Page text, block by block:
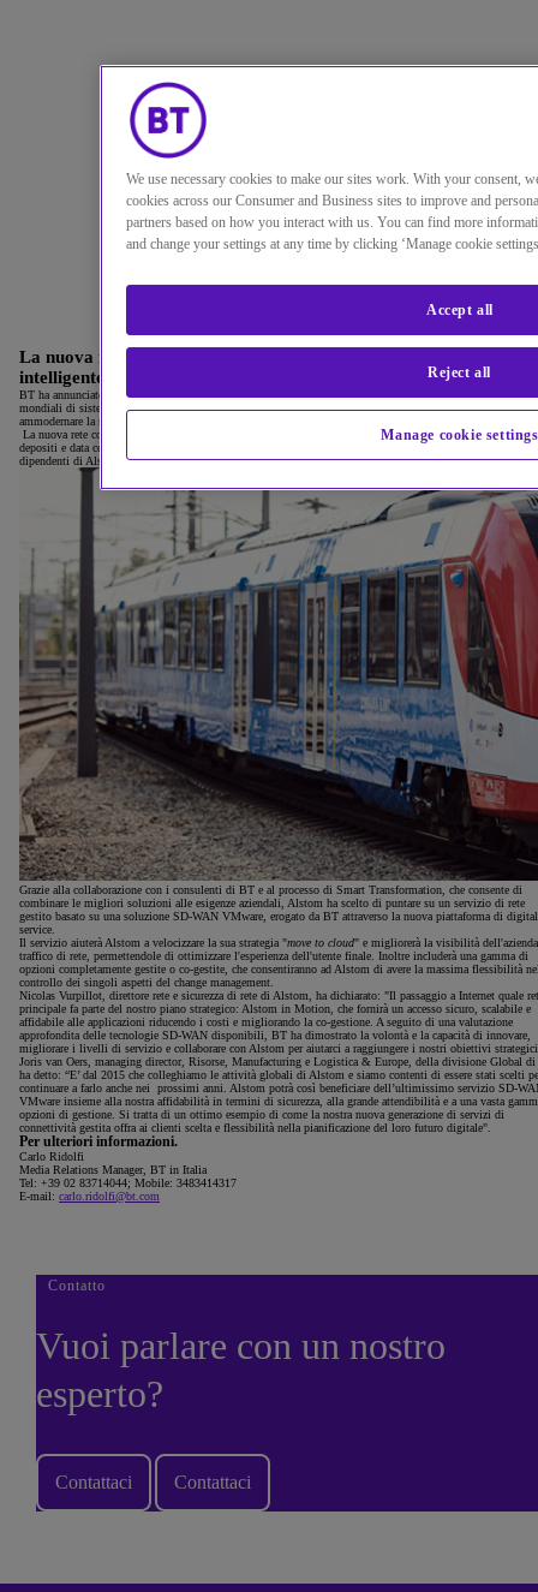
La nuova managed network di BT supporta le soluzioni di
intelligente di Alstom e ottimizza la connettività al cloud.
BT ha annunciato oggi la stipula di un contratto quinquennale con Alstom, uno dei principali fornitori
mondiali di sistemi, apparati e servizi per il settore della mobilità, che permetterà al colosso francese di
ammodernare la sua rete globale con le più recenti soluzioni di connettività ottimizzate per il cloud.
La nuova rete collegherà le operazioni di Alstom in 350 sedi di 60 paesi, tra cui impianti di produzione,
depositi e data center. Fornirà un accesso agile e sicuro alle applicazioni e ai servizi aziendali utilizzati dai
dipendenti di Alstom, 24.000 dei quali hanno lavorato da remoto durante la pandemia.
Grazie alla collaborazione con i consulenti di BT e al processo di Smart Transformation, che consente di
combinare le migliori soluzioni alle esigenze aziendali, Alstom ha scelto di puntare su un servizio di rete
gestito basato su una soluzione SD-WAN VMware, erogato da BT attraverso la nuova piattaforma di digital
service.
Il servizio aiuterà Alstom a velocizzare la sua strategia "move to cloud" e migliorerà la visibilità
traffico di rete, permettendole di ottimizzare l'esperienza dell'utente finale. Inoltre includerà una gamma di
opzioni completamente gestite o co-gestite, che consentiranno ad Alstom di avere la massima flessibilità
controllo dei singoli aspetti del change management.
Nicolas Vurpillot, direttore rete e sicurezza di rete di Alstom, ha dichiarato: "Il passaggio a Internet quale
principale fa parte del nostro piano strategico: Alstom in Motion, che fornirà un accesso sicuro, scalabile e
affidabile alle applicazioni riducendo i costi e migliorando la co-gestione. A seguito di una valutazione
approfondita delle tecnologie SD-WAN disponibili, BT ha dimostrato la volontà e la capacità di innovare,
migliorare i livelli di servizio e collaborare con Alstom per aiutarci a raggiungere i nostri obiettivi
Joris van Oers, managing director, Risorse, Manufacturing e Logistica & Europe, della divisione Global
ha detto: “E’ dal 2015 che colleghiamo le attività globali di Alstom e siamo contenti di essere stati scelti
continuare a farlo anche nei prossimi anni. Alstom potrà così beneficiare dell’ultimissimo servizio SD-
VMware insieme alla nostra affidabilità in termini di sicurezza, alla grande attendibilità e a una vasta
opzioni di gestione. Si tratta di un ottimo esempio di come la nostra nuova generazione di servizi di
connettività gestita offra ai clienti scelta e flessibilità nella pianificazione del loro futuro digitale".
Per ulteriori informazioni.
Carlo Ridolfi
Media Relations Manager, BT in Italia
Tel: +39 02 83714044; Mobile: 3483414317
E-mail: carlo.ridolfi@bt.com
Contatto
Vuoi parlare con un nostro
esperto?
Contattaci Contattaci
We use necessary cookies to make our sites work. With your consent,
cookies across our Consumer and Business sites to improve and
partners based on how you interact with us. You can find more
and change your settings at any time by clicking ‘Manage cookie
Manage cookie settings
Reject all
Accept all